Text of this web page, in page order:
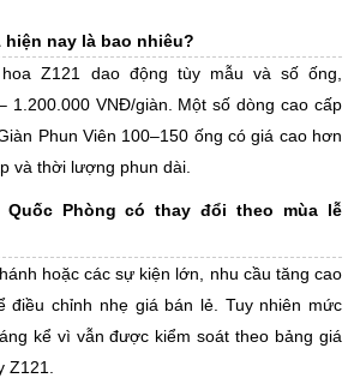
hiện nay là bao nhiêu?
Z121 dao động tùy mẫu và số ống,
1.200.000 VNĐ/giàn. Một số dòng cao cấp
Phun Viên 100–150 ống có giá cao hơn
và thời lượng phun dài.
Quốc Phòng có thay đổi theo mùa lễ
hoặc các sự kiện lớn, nhu cầu tăng cao
điều chỉnh nhẹ giá bán lẻ. Tuy nhiên mức
kể vì vẫn được kiểm soát theo bảng giá